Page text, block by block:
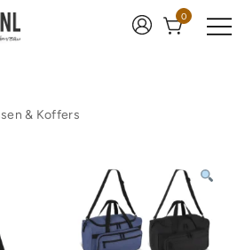
0
& Koffers